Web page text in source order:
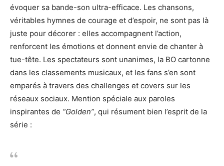
évoquer sa bande-son ultra-efficace. Les chansons,
véritables hymnes de courage et d’espoir, ne sont pas là
juste pour décorer : elles accompagnent l’action,
renforcent les émotions et donnent envie de chanter à
tue-tête. Les spectateurs sont unanimes, la BO cartonne
dans les classements musicaux, et les fans s’en sont
emparés à travers des challenges et covers sur les
réseaux sociaux. Mention spéciale aux paroles
inspirantes de “Golden”, qui résument bien l’esprit de la
série :